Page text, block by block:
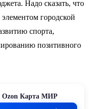
Надо сказать, что
городской
спорта,
позитивного
Ozon Карта